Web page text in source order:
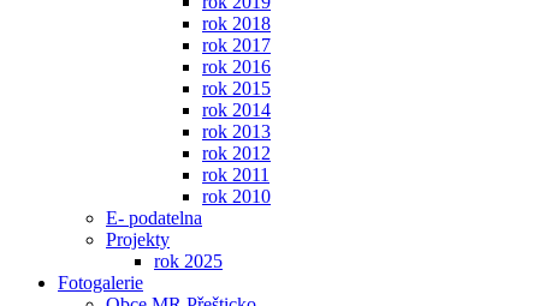
rok 2018
rok 2017
rok 2016
rok 2015
rok 2014
rok 2013
rok 2012
rok 2011
rok 2010
E- podatelna
Projekty
rok 2025
Fotogalerie